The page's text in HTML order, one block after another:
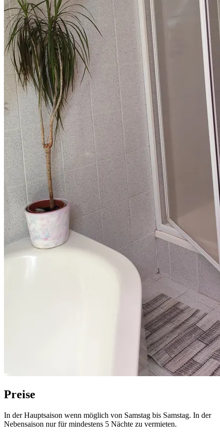
Preise
In der Hauptsaison wenn möglich von Samstag bis Samstag. In der
Nebensaison nur für mindestens 5 Nächte zu vermieten.